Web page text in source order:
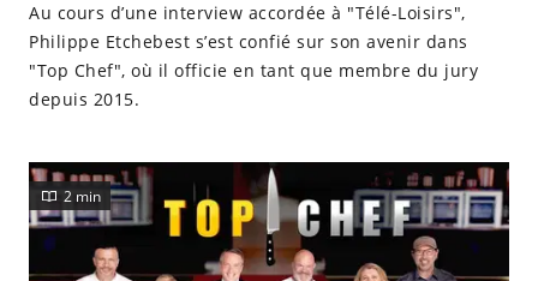
Au cours d’une interview accordée à "Télé-Loisirs",
Philippe Etchebest s’est confié sur son avenir dans
"Top Chef", où il officie en tant que membre du jury
depuis 2015.
2 min